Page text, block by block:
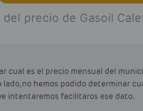
precio de Gasoil
cual es el precio mensual del
no hemos podido determinar
intentaremos facilitaros ese dato.